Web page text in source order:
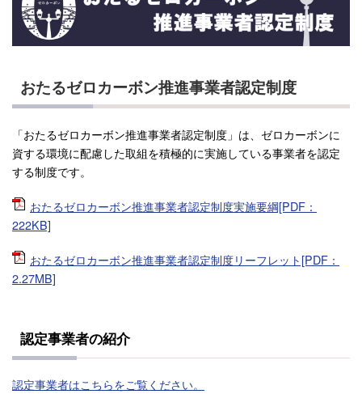
おたるゼロカーボン推進事業者認定制度
「おたるゼロカーボン推進事業者認定制度」は、ゼロカーボンに
資する環境に配慮した取組を積極的に実施している事業者を認定
する制度です。
おたるゼロカーボン推進事業者認定制度実施要綱[PDF：
222KB]
おたるゼロカーボン推進事業者認定制度リーフレット[PDF：
2.27MB]
認定事業者の紹介
認定事業者はこちらをご覧ください。